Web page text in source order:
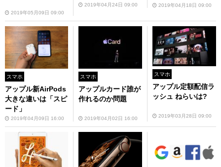
2019年05月09日 09:00
2019年04月24日 09:00 2019年04月18日 09:00
スマホ
アップル新AirPods
大きな違いは「スピ
ード」
2019年04月09日 16:00
スマホ
アップルカード誰が
作れるのか問題
2019年04月02日 16:00
スマホ
アップル定額配信ラ
ッシュ ねらいは?
2019年03月28日 09:00